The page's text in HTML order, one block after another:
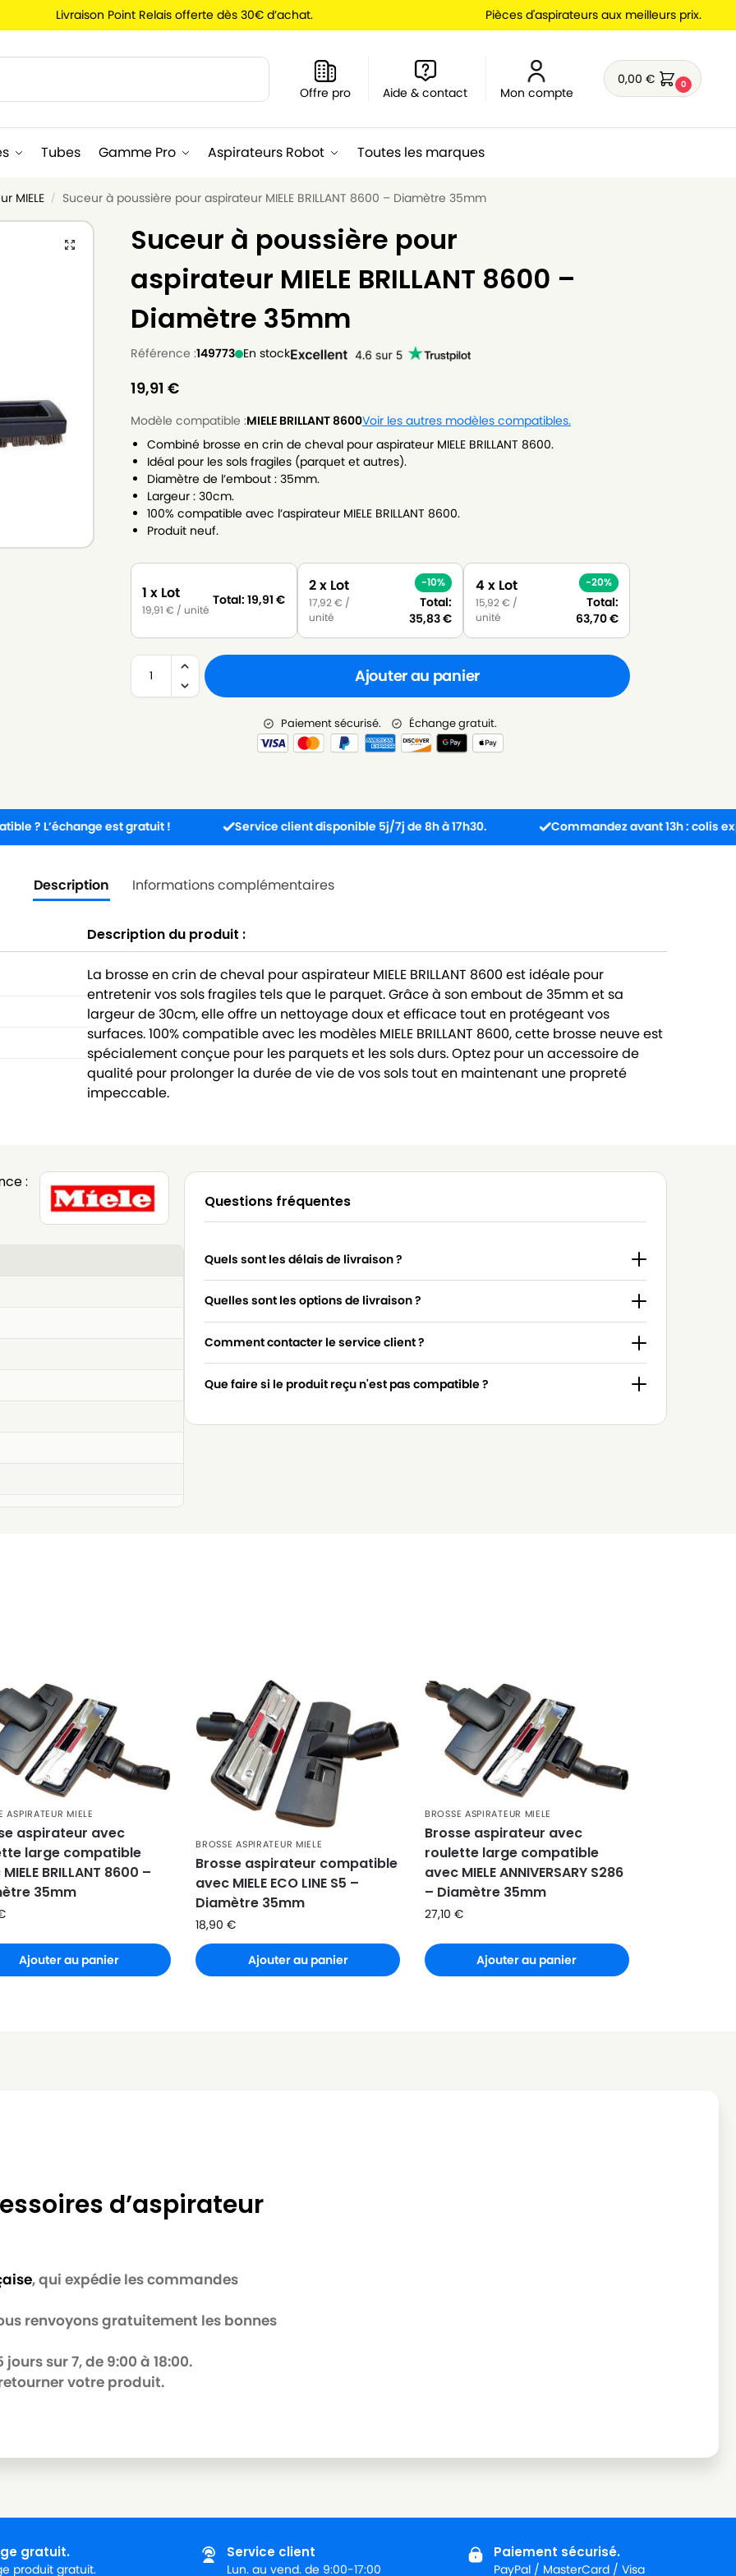
Livraison Point Relais offerte dès 30€ d’achat. Pièces d'aspirateurs aux meilleurs prix.
Offre pro Aide & contact Mon compte
0,00€ 0
Tubes Gamme Pro Aspirateurs Robot Toutes les marques
MIELE / Suceur à poussière pour aspirateur MIELE BRILLANT 8600 – Diamètre 35mm
Suceur à poussière pour
aspirateur MIELE BRILLANT 8600 –
Diamètre 35mm
Référence :149773 En stock
19,91 €
Modèle compatible :MIELE BRILLANT 8600Voir les autres modèles compatibles.
Combiné brosse en crin de cheval pour aspirateur MIELE BRILLANT 8600.
Idéal pour les sols fragiles (parquet et autres).
Diamètre de l’embout : 35mm.
Largeur : 30cm.
100% compatible avec l’aspirateur MIELE BRILLANT 8600.
Produit neuf.
1 x Lot
19,91€ / unité
Total: 19,91 €
2 x Lot
17,92€ /
unité
-10%
Total:
35,83€
4 x Lot
15,92€ /
unité
-20%
Total:
63,70€
Ajouter au panier
Paiement sécurisé. Échange gratuit.
est gratuit ! Service client disponible 5j/7j de 8h à 17h30. Commandez avant 13h : colis expédié le
Description Informations complémentaires
Description du produit :
La brosse en crin de cheval pour aspirateur MIELE BRILLANT 8600 est idéale pour
entretenir vos sols fragiles tels que le parquet. Grâce à son embout de 35mm et sa
largeur de 30cm, elle offre un nettoyage doux et efficace tout en protégeant vos
surfaces. 100% compatible avec les modèles MIELE BRILLANT 8600, cette brosse neuve est
spécialement conçue pour les parquets et les sols durs. Optez pour un accessoire de
qualité pour prolonger la durée de vie de vos sols tout en maintenant une propreté
impeccable.
:
Questions fréquentes
Quels sont les délais de livraison ?
Quelles sont les options de livraison ?
Comment contacter le service client ?
Que faire si le produit reçu n'est pas compatible ?
ASPIRATEUR MIELE
aspirateur avec
large compatible
BRILLANT 8600 –
35mm
Ajouter au panier
BROSSE ASPIRATEUR MIELE
Brosse aspirateur compatible
avec MIELE ECO LINE S5 –
Diamètre 35mm
18,90€
Ajouter au panier
BROSSE ASPIRATEUR MIELE
Brosse aspirateur avec
roulette large compatible
avec MIELE ANNIVERSARY S286
– Diamètre 35mm
27,10€
Ajouter au panier
d’aspirateur
, qui expédie les commandes
renvoyons gratuitement les bonnes
sur 7, de 9:00 à 18:00.
votre produit.
gratuit.
produit gratuit.
Service client
Lun. au vend. de 9:00-17:00
Paiement sécurisé.
PayPal / MasterCard / Visa